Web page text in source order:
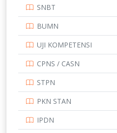
UNIVERSITAS AIRLANGGA
SNBT
BUMN
UJI KOMPETENSI
CPNS / CASN
STPN
PKN STAN
IPDN